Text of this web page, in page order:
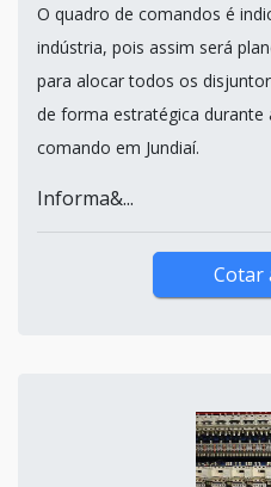
O quadro de comandos é
indústria, pois assim será
para alocar todos os
de forma estratégica
comando em Jundiaí.
Informa&...
Cotar